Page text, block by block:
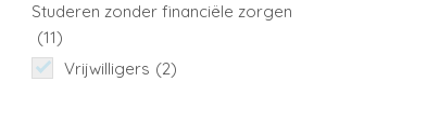
Studeren zonder financiële zorgen
(11)
Vrijwilligers (2)